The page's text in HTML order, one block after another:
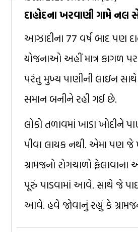
દાહોદના ખરવાણી ગામે નલ
આઝાદીના 77 વર્ષ બાદ પણ
યોજનાઓ અહીં માત્ર કાગળ
પરંતુ મુખ્ય પાણીની લાઇન
સમાન બનીને રહી ગઈ છે.
લોકો તળાવમાં ખાડા ખોદીને
પીવા લાયક નથી. એમા પણ જે
ગ્રામજનો રોગચાળો
પૂરું પાડવામાં આવે. સાથે જે
આવે. હવે જોવાનું રહ્યું કે